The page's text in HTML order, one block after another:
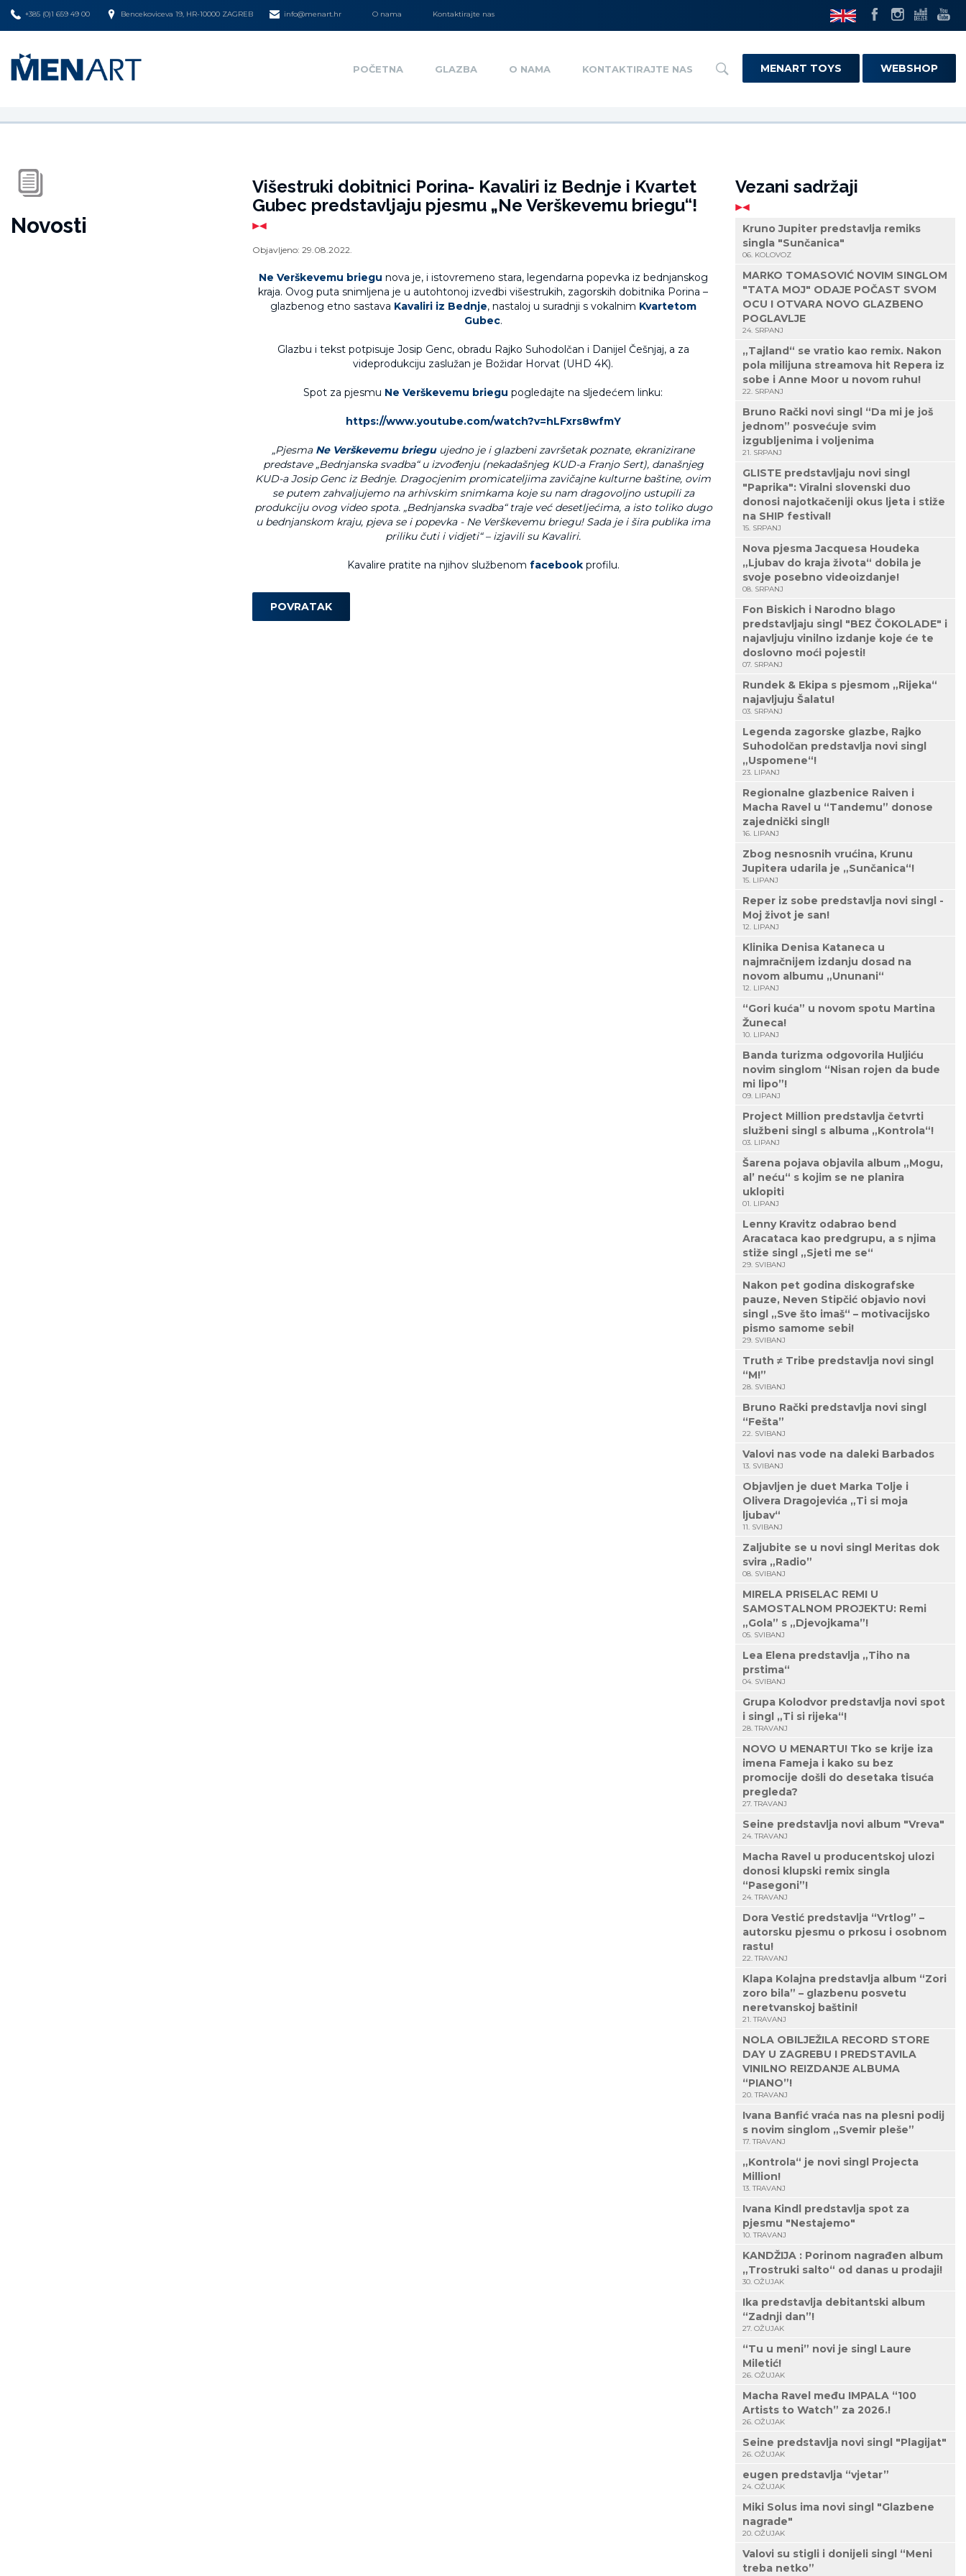
+385 (0)1 659 49 00 Bencekoviceva 19, HR-10000 ZAGREB info@menart.hr O nama Kontaktirajte nas
POČETNA GLAZBA O NAMA KONTAKTIRAJTE NAS MENART TOYS WEBSHOP
Novosti
Višestruki dobitnici Porina- Kavaliri iz Bednje i Kvartet
Gubec predstavljaju pjesmu „Ne Verškevemu briegu“!
Objavljeno: 29.08.2022.
Ne Verškevemu briegu nova je, i istovremeno stara, legendarna popevka iz bednjanskog
kraja. Ovog puta snimljena je u autohtonoj izvedbi višestrukih, zagorskih dobitnika Porina –
glazbenog etno sastava Kavaliri iz Bednje, nastaloj u suradnji s vokalnim Kvartetom
Gubec.
Glazbu i tekst potpisuje Josip Genc, obradu Rajko Suhodolčan i Danijel Češnjaj, a za
videprodukciju zaslužan je Božidar Horvat (UHD 4K).
Spot za pjesmu Ne Verškevemu briegu pogledajte na sljedećem linku:
https://www.youtube.com/watch?v=hLFxrs8wfmY
„Pjesma Ne Verškevemu brieguujedno je i glazbeni završetak poznate, ekranizirane
predstave „Bednjanska svadba“ u izvođenju (nekadašnjeg KUD-a Franjo Sert), današnjeg
KUD-a Josip Genc iz Bednje. Dragocjenim promicateljima zavičajne kulturne baštine, ovim
se putem zahvaljujemo na arhivskim snimkama koje su nam dragovoljno ustupili za
produkciju ovog video spota. „Bednjanska svadba“ traje već desetljećima, a isto toliko dugo
u bednjanskom kraju, pjeva se i popevka - Ne Verškevemu briegu! Sada je i šira publika ima
priliku čuti i vidjeti“ – izjavili su Kavaliri.
Kavalire pratite na njihov službenom facebookprofilu.
POVRATAK
Vezani sadržaji
Kruno Jupiter predstavlja remiks
singla "Sunčanica"
06. KOLOVOZ
MARKO TOMASOVIĆ NOVIM SINGLOM
"TATA MOJ" ODAJE POČAST SVOM
OCU I OTVARA NOVO GLAZBENO
POGLAVLJE
24. SRPANJ
„Tajland“ se vratio kao remix. Nakon
pola milijuna streamova hit Repera iz
sobe i Anne Moor u novom ruhu!
22. SRPANJ
Bruno Rački novi singl “Da mi je još
jednom” posvećuje svim
izgubljenima i voljenima
21. SRPANJ
GLISTE predstavljaju novi singl
"Paprika": Viralni slovenski duo
donosi najotkačeniji okus ljeta i stiže
na SHIP festival!
15. SRPANJ
Nova pjesma Jacquesa Houdeka
„Ljubav do kraja života“ dobila je
svoje posebno videoizdanje!
08. SRPANJ
Fon Biskich i Narodno blago
predstavljaju singl "BEZ ČOKOLADE" i
najavljuju vinilno izdanje koje će te
doslovno moći pojesti!
07. SRPANJ
Rundek & Ekipa s pjesmom „Rijeka“
najavljuju Šalatu!
03. SRPANJ
Legenda zagorske glazbe, Rajko
Suhodolčan predstavlja novi singl
„Uspomene“!
23. LIPANJ
Regionalne glazbenice Raiven i
Macha Ravel u “Tandemu” donose
zajednički singl!
16. LIPANJ
Zbog nesnosnih vrućina, Krunu
Jupitera udarila je „Sunčanica“!
15. LIPANJ
Reper iz sobe predstavlja novi singl -
Moj život je san!
12. LIPANJ
Klinika Denisa Kataneca u
najmračnijem izdanju dosad na
novom albumu „Ununani“
12. LIPANJ
“Gori kuća” u novom spotu Martina
Žuneca!
10. LIPANJ
Banda turizma odgovorila Huljiću
novim singlom “Nisan rojen da bude
mi lipo”!
09. LIPANJ
Project Million predstavlja četvrti
službeni singl s albuma „Kontrola“!
03. LIPANJ
Šarena pojava objavila album „Mogu,
al’ neću“ s kojim se ne planira
uklopiti
01. LIPANJ
Lenny Kravitz odabrao bend
Aracataca kao predgrupu, a s njima
stiže singl „Sjeti me se“
29. SVIBANJ
Nakon pet godina diskografske
pauze, Neven Stipčić objavio novi
singl „Sve što imaš“ – motivacijsko
pismo samome sebi!
29. SVIBANJ
Truth ≠ Tribe predstavlja novi singl
“M!”
28. SVIBANJ
Bruno Rački predstavlja novi singl
“Fešta”
22. SVIBANJ
Valovi nas vode na daleki Barbados
13. SVIBANJ
Objavljen je duet Marka Tolje i
Olivera Dragojevića „Ti si moja
ljubav“
11. SVIBANJ
Zaljubite se u novi singl Meritas dok
svira „Radio”
08. SVIBANJ
MIRELA PRISELAC REMI U
SAMOSTALNOM PROJEKTU: Remi
„Gola” s „Djevojkama”!
05. SVIBANJ
Lea Elena predstavlja „Tiho na
prstima“
04. SVIBANJ
Grupa Kolodvor predstavlja novi spot
i singl „Ti si rijeka“!
28. TRAVANJ
NOVO U MENARTU! Tko se krije iza
imena Fameja i kako su bez
promocije došli do desetaka tisuća
pregleda?
27. TRAVANJ
Seine predstavlja novi album "Vreva"
24. TRAVANJ
Macha Ravel u producentskoj ulozi
donosi klupski remix singla
“Pasegoni”!
24. TRAVANJ
Dora Vestić predstavlja “Vrtlog” –
autorsku pjesmu o prkosu i osobnom
rastu!
22. TRAVANJ
Klapa Kolajna predstavlja album “Zori
zoro bila” – glazbenu posvetu
neretvanskoj baštini!
21. TRAVANJ
NOLA OBILJEŽILA RECORD STORE
DAY U ZAGREBU I PREDSTAVILA
VINILNO REIZDANJE ALBUMA
“PIANO”!
20. TRAVANJ
Ivana Banfić vraća nas na plesni podij
s novim singlom „Svemir pleše”
17. TRAVANJ
„Kontrola“ je novi singl Projecta
Million!
13. TRAVANJ
Ivana Kindl predstavlja spot za
pjesmu "Nestajemo"
10. TRAVANJ
KANDŽIJA : Porinom nagrađen album
„Trostruki salto“ od danas u prodaji!
30. OŽUJAK
Ika predstavlja debitantski album
“Zadnji dan”!
27. OŽUJAK
“Tu u meni” novi je singl Laure
Miletić!
26. OŽUJAK
Macha Ravel među IMPALA “100
Artists to Watch” za 2026.!
26. OŽUJAK
Seine predstavlja novi singl "Plagijat"
26. OŽUJAK
eugen predstavlja “vjetar”
24. OŽUJAK
Miki Solus ima novi singl "Glazbene
nagrade"
20. OŽUJAK
Valovi su stigli i donijeli singl “Meni
treba netko”